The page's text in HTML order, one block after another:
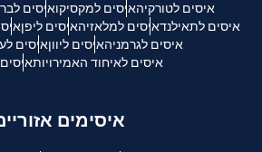
איסים לטורקיהאיסים למקסיקואיסים
איסים לתאילנדאיסים למלאזיהאיסים ליפן
איסים לגרמניהאיסים ליווןאיסים
איסים לאיחוד האמירויות
איסימים